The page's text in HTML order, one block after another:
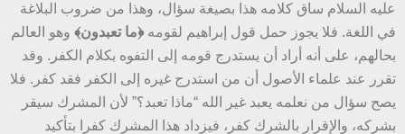
عليه السلام ساق كلامه هذا بصيغة سؤال، وهذا من ضروب البلاغة
في اللغة. فلا يجوز حمل قول إبراهيم لقومه﴿ما تعبدون﴾ وهو العالم
بحالهم، على أنه أراد أن يستدرج قومه إلى التفوه بكلام الكفر. وقد
تقرر عند علماء الأصول أن من استدرج غيره إلى الكفر فقد كفر. فلا
يصح سؤال من نعلمه يعبد غير الله “ماذا تعبد؟” لأن المشرك سيقر
بشركه، والإقرار بالشرك كفر، فيزداد هذا المشرك كفرا بتأكيد